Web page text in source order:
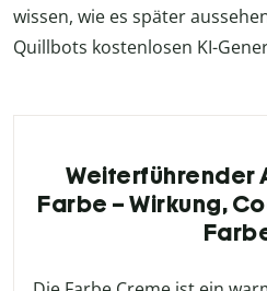
wissen, wie es später
Quillbots kostenlosen KI-
Weiterführender
Farbe – Wirkung,